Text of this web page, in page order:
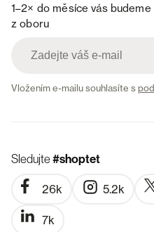
1–2× do měsíce vás
z oboru
Vložením e-mailu souhlasíte s
Sledujte#shoptet
26k 5.2k
7k